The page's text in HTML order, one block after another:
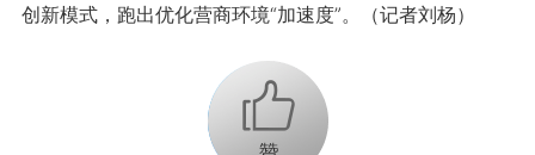
创新模式，跑出优化营商环境“加速度”。（记者刘杨）
+1